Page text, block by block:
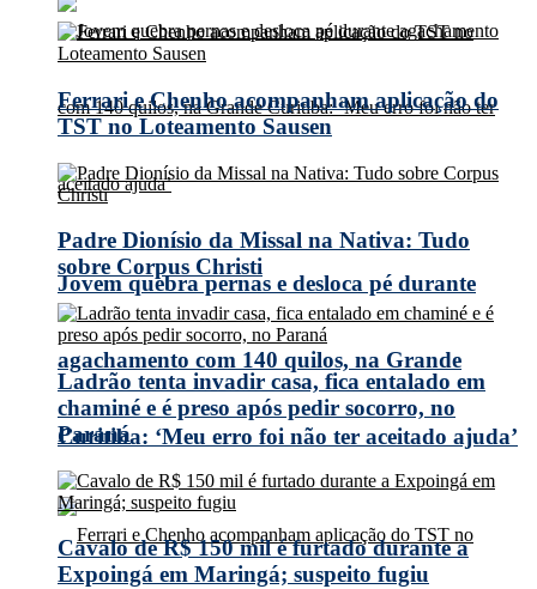
Jovem quebra pernas e desloca pé durante
agachamento com 140 quilos, na Grande
Curitiba: ‘Meu erro foi não ter aceitado ajuda’
Ferrari e Chenho acompanham aplicação do
TST no Loteamento Sausen
Padre Dionísio da Missal na Nativa: Tudo
sobre Corpus Christi
Ladrão tenta invadir casa, fica entalado em
chaminé e é preso após pedir socorro, no
Paraná
Cavalo de R$ 150 mil é furtado durante a
Expoingá em Maringá; suspeito fugiu